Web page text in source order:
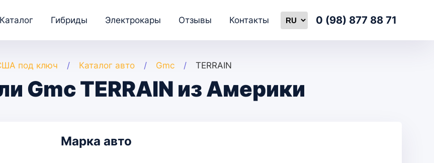
Каталог Гибриды Электрокары Отзывы Контакты 0 (98) 877 88 71
под ключ Каталог авто Gmc TERRAIN
Gmc TERRAIN из Америки
Марка авто